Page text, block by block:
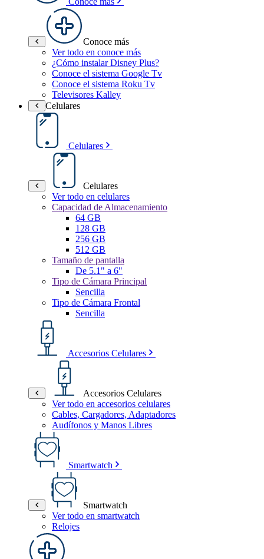
Conoce más
Ver todo en conoce más
¿Cómo instalar Disney Plus?
Conoce el sistema Google Tv
Conoce el sistema Roku Tv
Televisores Kalley
Celulares
Celulares
Celulares
Ver todo en celulares
Capacidad de Almacenamiento
64 GB
128 GB
256 GB
512 GB
Tamaño de pantalla
De 5.1" a 6"
Tipo de Cámara Principal
Sencilla
Tipo de Cámara Frontal
Sencilla
Accesorios Celulares
Accesorios Celulares
Ver todo en accesorios celulares
Cables, Cargadores, Adaptadores
Audífonos y Manos Libres
Smartwatch
Smartwatch
Ver todo en smartwatch
Relojes